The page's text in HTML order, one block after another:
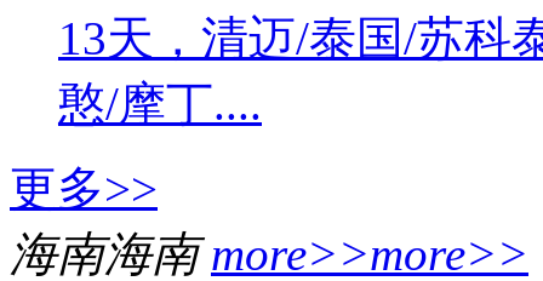
13天，清迈/泰国/苏科
憨/摩丁....
更多>>
海南海南 more>>more>>